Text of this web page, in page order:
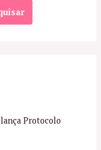
Protocolo